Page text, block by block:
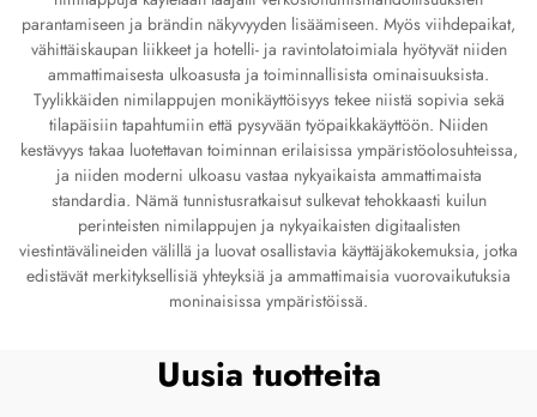
parantamiseen ja brändin näkyvyyden lisäämiseen. Myös viihdepaikat,
vähittäiskaupan liikkeet ja hotelli- ja ravintolatoimiala hyötyvät niiden
ammattimaisesta ulkoasusta ja toiminnallisista ominaisuuksista.
Tyylikkäiden nimilappujen monikäyttöisyys tekee niistä sopivia sekä
tilapäisiin tapahtumiin että pysyvään työpaikkakäyttöön. Niiden
kestävyys takaa luotettavan toiminnan erilaisissa ympäristöolosuhteissa,
ja niiden moderni ulkoasu vastaa nykyaikaista ammattimaista
standardia. Nämä tunnistusratkaisut sulkevat tehokkaasti kuilun
perinteisten nimilappujen ja nykyaikaisten digitaalisten
viestintävälineiden välillä ja luovat osallistavia käyttäjäkokemuksia, jotka
edistävät merkityksellisiä yhteyksiä ja ammattimaisia vuorovaikutuksia
moninaisissa ympäristöissä.
Uusia tuotteita